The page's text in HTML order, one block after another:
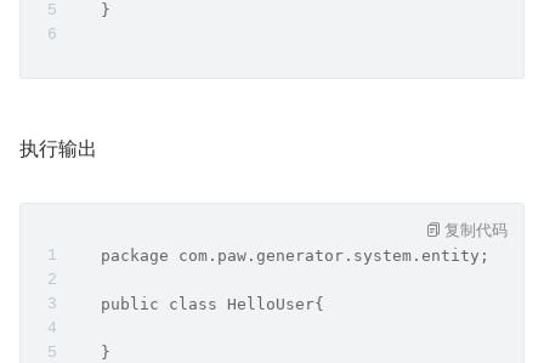
   }
执行输出
   package com.paw.generator.system.entity;
   public class HelloUser{
   }
复制代码